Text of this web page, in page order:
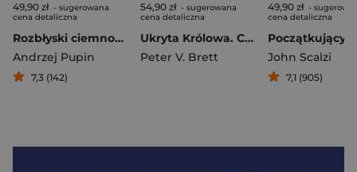
49,90 zł - sugerowana
cena detaliczna
Rozbłyski ciemności
Andrzej Pupin
7,3 (142)
54,90 zł - sugerowana
cena detaliczna
Ukryta Królowa. Cykl demoniczny. Księga 2
Peter V. Brett
49,90 zł -
cena detaliczna
John Scalzi
7,1 (905)